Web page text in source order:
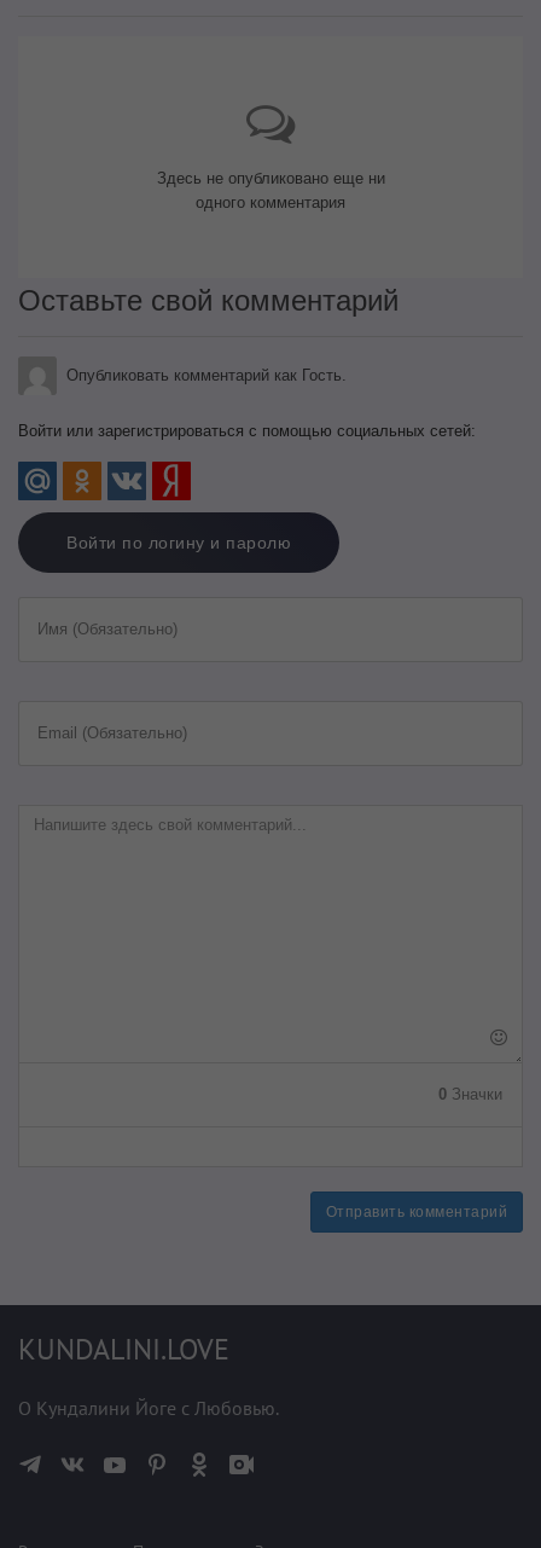
Здесь не опубликовано еще ни
одного комментария
Оставьте свой комментарий
Опубликовать комментарий как Гость.
Войти или зарегистрироваться с помощью социальных сетей:
Войти по логину и паролю
Имя (Обязательно)
Email (Обязательно)
0 Значки
Отправить комментарий
KUNDALINI.LOVE
О Кундалини Йоге с Любовью.